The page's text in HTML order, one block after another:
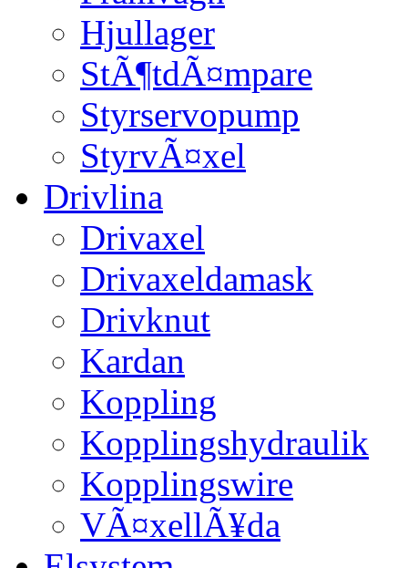
Hjullager
StÃ¶tdÃ¤mpare
Styrservopump
StyrvÃ¤xel
Drivlina
Drivaxel
Drivaxeldamask
Drivknut
Kardan
Koppling
Kopplingshydraulik
Kopplingswire
VÃ¤xellÃ¥da